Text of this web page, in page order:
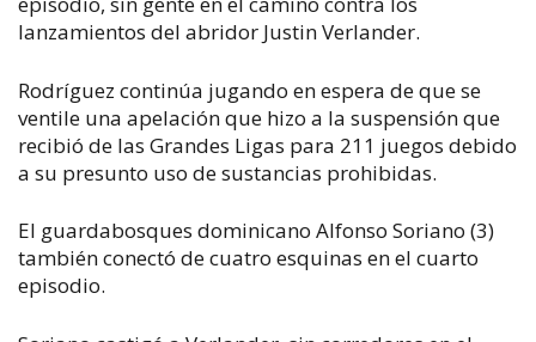
lanzamientos del abridor Justin Verlander.
Rodríguez continúa jugando en espera de que se
ventile una apelación que hizo a la suspensión que
recibió de las Grandes Ligas para 211 juegos debido
a su presunto uso de sustancias prohibidas.
El guardabosques dominicano Alfonso Soriano (3)
también conectó de cuatro esquinas en el cuarto
episodio.